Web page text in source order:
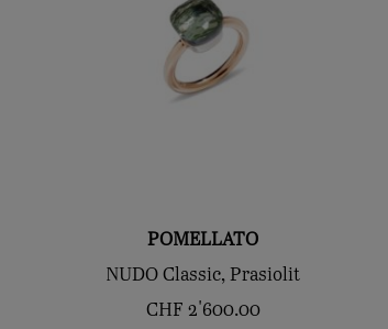
POMELLATO
NUDO Classic, Prasiolit
CHF 2'600.00